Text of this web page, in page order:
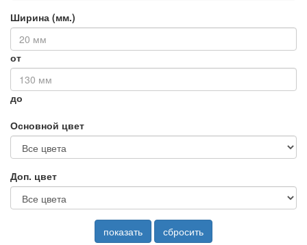
Ширина (мм.)
от
до
Основной цвет
Доп. цвет
показать сбросить